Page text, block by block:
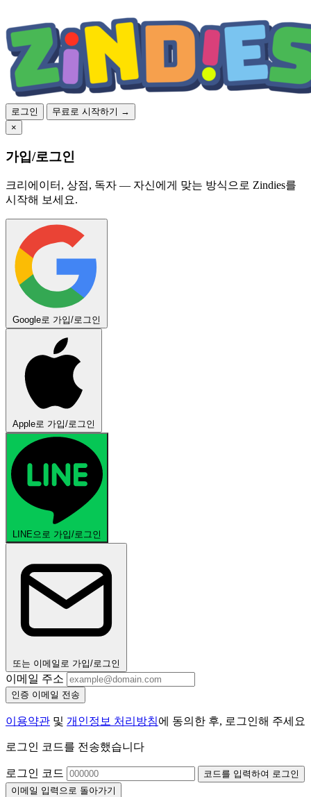
로그인
무료로 시작하기 →
×
가입/로그인
크리에이터, 상점, 독자 — 자신에게 맞는 방식으로 Zindies를
시작해 보세요.
Google로 가입/로그인
Apple로 가입/로그인
LINE으로 가입/로그인
또는 이메일로 가입/로그인
이메일 주소
인증 이메일 전송
이용약관 및 개인정보 처리방침에 동의한 후, 로그인해 주세요
로그인 코드를 전송했습니다
로그인 코드
코드를 입력하여 로그인
이메일 입력으로 돌아가기